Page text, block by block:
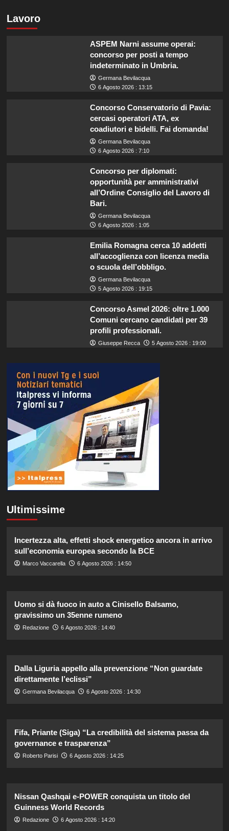
Lavoro
ASPEM Narni assume operai:
concorso per posti a tempo
indeterminato in Umbria.
Germana Bevilacqua
6 Agosto 2026 : 13:15
Concorso Conservatorio di Pavia:
cercasi operatori ATA, ex
coadiutori e bidelli. Fai domanda!
Germana Bevilacqua
6 Agosto 2026 : 7:10
Concorso per diplomati:
opportunità per amministrativi
all’Ordine Consiglio del Lavoro di
Bari.
Germana Bevilacqua
6 Agosto 2026 : 1:05
Emilia Romagna cerca 10 addetti
all’accoglienza con licenza media
o scuola dell’obbligo.
Germana Bevilacqua
5 Agosto 2026 : 19:15
Concorso Asmel 2026: oltre 1.000
Comuni cercano candidati per 39
profili professionali.
Giuseppe Recca 5 Agosto 2026 : 19:00
Ultimissime
Incertezza alta, effetti shock energetico ancora in arrivo
sull’economia europea secondo la BCE
Marco Vaccarella 6 Agosto 2026 : 14:50
Uomo si dà fuoco in auto a Cinisello Balsamo,
gravissimo un 35enne rumeno
Redazione 6 Agosto 2026 : 14:40
Dalla Liguria appello alla prevenzione “Non guardate
direttamente l’eclissi”
Germana Bevilacqua 6 Agosto 2026 : 14:30
Fifa, Priante (Siga) “La credibilità del sistema passa da
governance e trasparenza”
Roberto Parisi 6 Agosto 2026 : 14:25
Nissan Qashqai e-POWER conquista un titolo del
Guinness World Records
Redazione 6 Agosto 2026 : 14:20